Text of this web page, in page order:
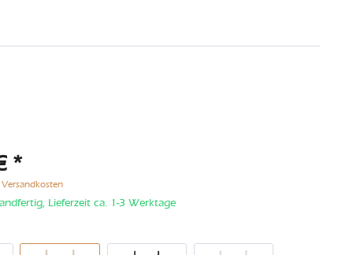
*
Versandkosten
Lieferzeit ca. 1-3 Werktage